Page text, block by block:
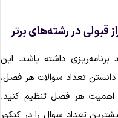
در رشته‌های برتر
داشته باشد. این
تعداد سوالات هر فصل،
اهمیت هر فصل تنظیم کنید.